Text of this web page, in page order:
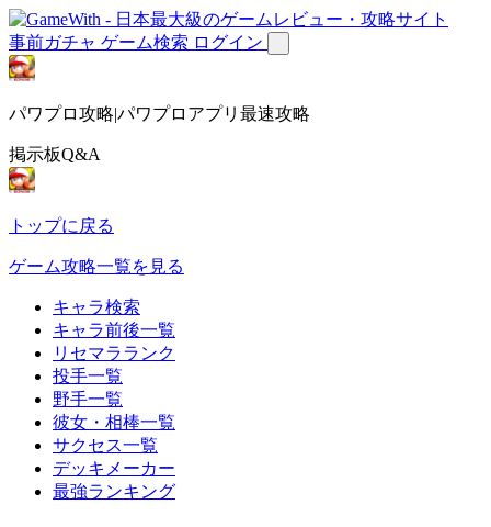
事前ガチャ ゲーム検索 ログイン
パワプロ攻略|パワプロアプリ最速攻略
掲示板Q&A
トップに戻る
ゲーム攻略一覧を見る
キャラ検索
キャラ前後一覧
リセマラランク
投手一覧
野手一覧
彼女・相棒一覧
サクセス一覧
デッキメーカー
最強ランキング